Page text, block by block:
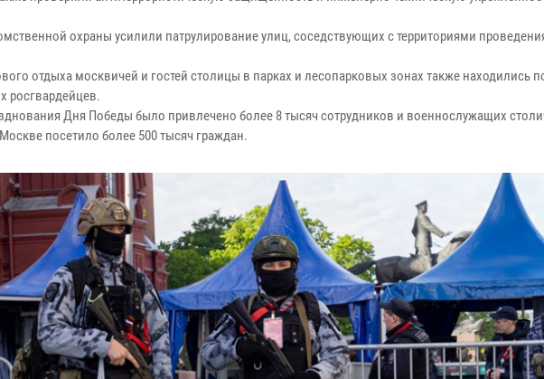
охраны усилили патрулирование улиц, соседствующих с территориями
отдыха москвичей и гостей столицы в парках и лесопарковых зонах также находились
росгвардейцев.
Дня Победы было привлечено более 8 тысяч сотрудников и военнослужащих
посетило более 500 тысяч граждан.